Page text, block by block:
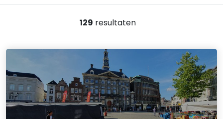
129 resultaten